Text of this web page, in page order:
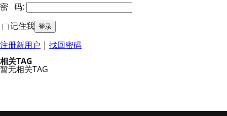
密 码:
记住我
注册新用户 | 找回密码
相关TAG
暂无相关TAG